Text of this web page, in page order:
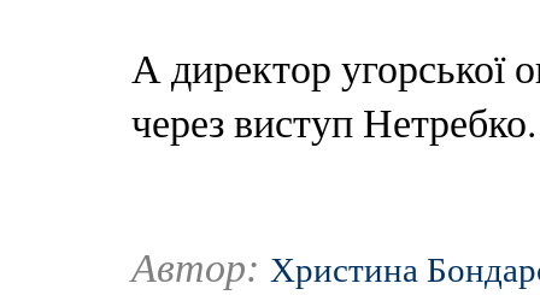
А директор угорської
через виступ Нетребко.
Автор: Христина